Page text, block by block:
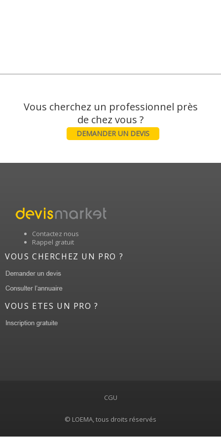
Vous cherchez un professionnel près
DEMANDER UN DEVIS
Contactez nous
Rappel gratuit
VOUS CHERCHEZ UN PRO ?
VOUS ETES UN PRO ?
CGU
© LOEMA, tous droits réservés